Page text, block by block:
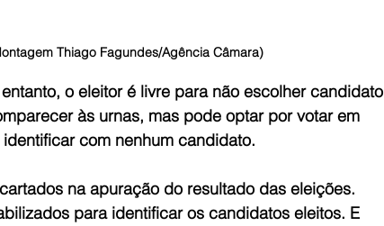
Thiago Fagundes/Agência Câmara)
o eleitor é livre para não escolher candidato
às urnas, mas pode optar por votar em
com nenhum candidato.
na apuração do resultado das eleições.
para identificar os candidatos eleitos. E